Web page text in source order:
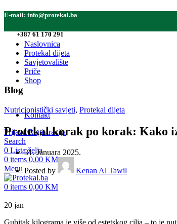
E-mail: info@protekal.ba
+387 61 170 291
Naslovnica
Protekal dijeta
Savjetovalište
Priče
Shop
Kontakt
Prijava/Registracija
Search
0 Lista želja
0 items 0,00 KM
Menu
0 items 0,00 KM
Blog
Nutricionistički savjeti, Protekal dijeta
Protekal korak po korak: Kako
31. Januara 2025.
Posted by Kenan Al Tawil
20 jan